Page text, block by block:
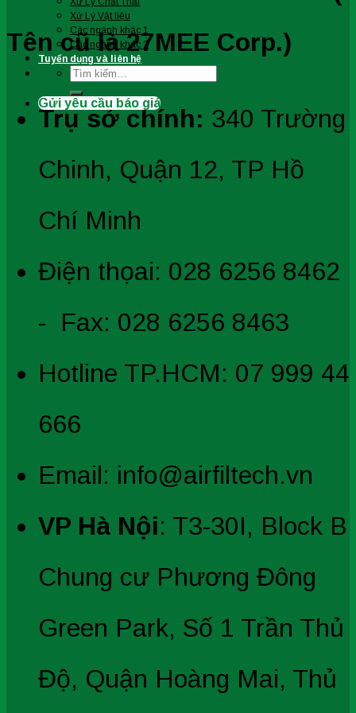
Xử Lý Vật liệu
Các ngành khác 1
Các ngành khác 2
Tuyển dụng và liên hệ
Tìm
kiếm:
Gửi yêu cầu báo giá
Tên cũ là 27MEE Corp.)
Trụ sở chính: 340 Trường
Chinh, Quận 12, TP Hồ
Chí Minh
Điện thọai: 028 6256 8462
- Fax: 028 6256 8463
Hotline TP.HCM: 07 999 44
666
Email: info@airfiltech.vn
VP Hà Nội: T3-30I, Block B
Chung cư Phương Đông
Green Park, Số 1 Trần Thủ
Độ, Quận Hoàng Mai, Thủ